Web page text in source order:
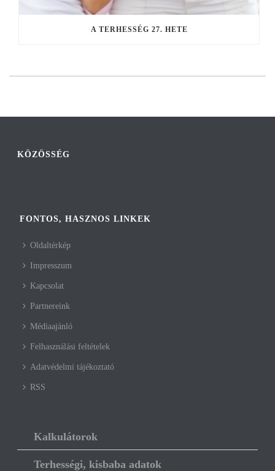
A TERHESSÉG 27. HETE
KÖZÖSSÉG
FONTOS, HASZNOS LINKEK
Oldaltérkép
Impresszum
Kapcsolat
Partnereink
Médiaajánló
Felhasználási feltételek
Adatvédelmi tájékoztató
RSS
Kalkulátorok
Terhességi, kisbaba adatok